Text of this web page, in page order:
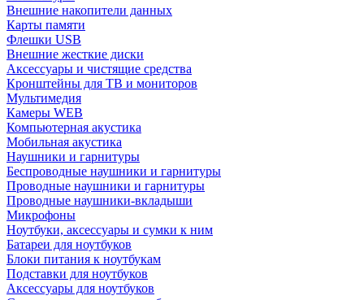
Внешние накопители данных
Карты памяти
Флешки USB
Внешние жесткие диски
Аксессуары и чистящие средства
Кронштейны для ТВ и мониторов
Мультимедия
Камеры WEB
Компьютерная акустика
Мобильная акустика
Наушники и гарнитуры
Беспроводные наушники и гарнитуры
Проводные наушники и гарнитуры
Проводные наушники-вкладыши
Микрофоны
Ноутбуки, аксессуары и сумки к ним
Батареи для ноутбуков
Блоки питания к ноутбукам
Подставки для ноутбуков
Аксессуары для ноутбуков